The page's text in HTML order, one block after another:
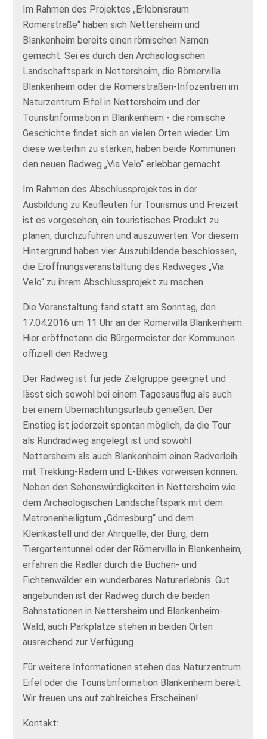
Im Rahmen des Projektes „Erlebnisraum
Römerstraße“ haben sich Nettersheim und
Blankenheim bereits einen römischen Namen
gemacht. Sei es durch den Archäologischen
Landschaftspark in Nettersheim, die Römervilla
Blankenheim oder die Römerstraßen-Infozentren im
Naturzentrum Eifel in Nettersheim und der
Touristinformation in Blankenheim - die römische
Geschichte findet sich an vielen Orten wieder. Um
diese weiterhin zu stärken, haben beide Kommunen
den neuen Radweg „Via Velo“ erlebbar gemacht.
Im Rahmen des Abschlussprojektes in der
Ausbildung zu Kaufleuten für Tourismus und Freizeit
ist es vorgesehen, ein touristisches Produkt zu
planen, durchzuführen und auszuwerten. Vor diesem
Hintergrund haben vier Auszubildende beschlossen,
die Eröffnungsveranstaltung des Radweges „Via
Velo“ zu ihrem Abschlussprojekt zu machen.
Die Veranstaltung fand statt am Sonntag, den
17.04.2016 um 11 Uhr an der Römervilla Blankenheim.
Hier eröffnetenn die Bürgermeister der Kommunen
offiziell den Radweg.
Der Radweg ist für jede Zielgruppe geeignet und
lässt sich sowohl bei einem Tagesausflug als auch
bei einem Übernachtungsurlaub genießen. Der
Einstieg ist jederzeit spontan möglich, da die Tour
als Rundradweg angelegt ist und sowohl
Nettersheim als auch Blankenheim einen Radverleih
mit Trekking-Rädern und E-Bikes vorweisen können.
Neben den Sehenswürdigkeiten in Nettersheim wie
dem Archäologischen Landschaftspark mit dem
Matronenheiligtum „Görresburg“ und dem
Kleinkastell und der Ahrquelle, der Burg, dem
Tiergartentunnel oder der Römervilla in Blankenheim,
erfahren die Radler durch die Buchen- und
Fichtenwälder ein wunderbares Naturerlebnis. Gut
angebunden ist der Radweg durch die beiden
Bahnstationen in Nettersheim und Blankenheim-
Wald, auch Parkplätze stehen in beiden Orten
ausreichend zur Verfügung.
Für weitere Informationen stehen das Naturzentrum
Eifel oder die Touristinformation Blankenheim bereit.
Wir freuen uns auf zahlreiches Erscheinen!
Kontakt: